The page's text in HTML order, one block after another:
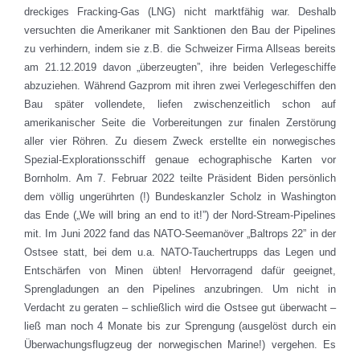
dreckiges Fracking-Gas (LNG) nicht marktfähig war. Deshalb
versuchten die Amerikaner mit Sanktionen den Bau der Pipelines
zu verhindern, indem sie z.B. die Schweizer Firma Allseas bereits
am 21.12.2019 davon „überzeugten”, ihre beiden Verlegeschiffe
abzuziehen. Während Gazprom mit ihren zwei Verlegeschiffen den
Bau später vollendete, liefen zwischenzeitlich schon auf
amerikanischer Seite die Vorbereitungen zur finalen Zerstörung
aller vier Röhren. Zu diesem Zweck erstellte ein norwegisches
Spezial-Explorationsschiff genaue echographische Karten vor
Bornholm. Am 7. Februar 2022 teilte Präsident Biden persönlich
dem völlig ungerührten (!) Bundeskanzler Scholz in Washington
das Ende („We will bring an end to it!”) der Nord-Stream-Pipelines
mit. Im Juni 2022 fand das NATO-Seemanöver „Baltrops 22” in der
Ostsee statt, bei dem u.a. NATO-Tauchertrupps das Legen und
Entschärfen von Minen übten! Hervorragend dafür geeignet,
Sprengladungen an den Pipelines anzubringen. Um nicht in
Verdacht zu geraten – schließlich wird die Ostsee gut überwacht –
ließ man noch 4 Monate bis zur Sprengung (ausgelöst durch ein
Überwachungsflugzeug der norwegischen Marine!) vergehen. Es